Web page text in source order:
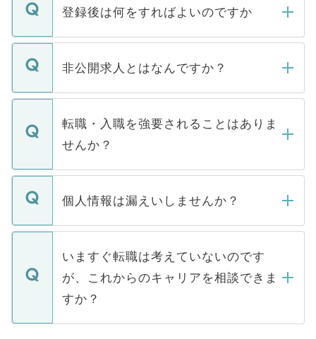
登録後は何をすればよいのですか
ご登録いただきましたら、弊社担当者がご
登録内容を確認し、その後メールもしくは
ます。通常、5営業日以内にはご連絡をせて
いただきますので、しばらくお待ちくださ
非公開求人とはなんですか？
マイナビDOCTORで取り扱っている求人の
うち約3割は、Webサイトからご覧いただ
けない「非公開求人」です。非公開求人は
下記の理由によって、一般には公開してい
ません。
■応募殺到を避けるため 人気のある医療機
関を公にしてしまうと、応募が殺到する場
に、医療機関が求める条件に合った人材の
みを人材紹介会社に依頼するケースが増え
ています。
転職・入職を強要されることはありま
せんか？
転職・入職を強要することは一切ありませ
ん。また、仮に応募先から内定をいただい
定を承諾する必要はありません。内定先へ
の辞退の連絡はキャリアパートナーが行い
個人情報は漏えいしませんか？
個人情報が漏えいすることはありませんの
で、ご安心ください。当サイトからの登録
などで収集したご登録者様の個人情報は、
ご本人のキャリアアップおよび転職活動の
支援を目的に使用いたします。お預かりし
ているすべての個人データはご本人の許可
いますぐ転職は考えていないのです
が、これからのキャリアを相談できま
すか？